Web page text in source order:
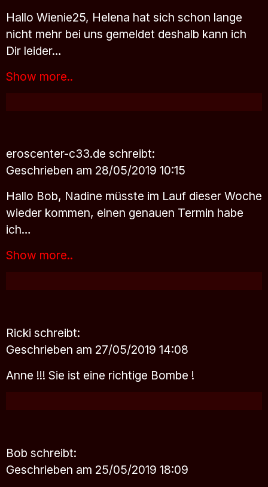
Hallo Wienie25, Helena hat sich schon lange
nicht mehr bei uns gemeldet deshalb kann ich
Dir leider…
Show more..
eroscenter-c33.de schreibt:
Geschrieben am 28/05/2019 10:15
Hallo Bob, Nadine müsste im Lauf dieser Woche
wieder kommen, einen genauen Termin habe
ich…
Show more..
Ricki schreibt:
Geschrieben am 27/05/2019 14:08
Anne !!! Sie ist eine richtige Bombe !
Bob schreibt:
Geschrieben am 25/05/2019 18:09